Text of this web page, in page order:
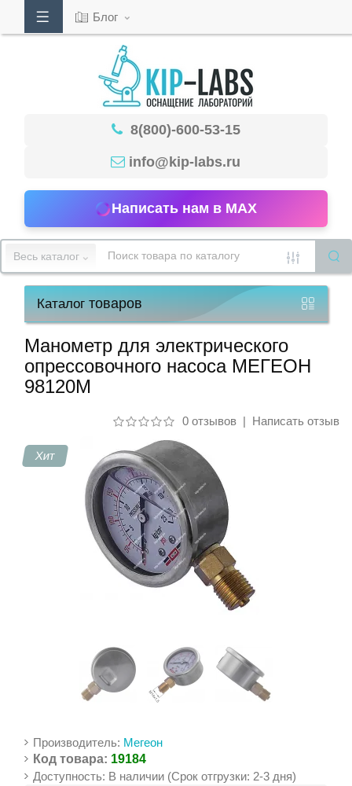
53-
15
работы
Блог
8(800)-600-53-15
info@kip-labs.ru
Написать нам в MAX
Весь каталог
Каталогтоваров
Манометр для электрического
опрессовочного насоса МЕГЕОН
98120М
0 отзывов| Написать отзыв
Хит
Производитель: Мегеон
Код товара: 19184
Доступность: В наличии (Срок отгрузки: 2-3 дня)